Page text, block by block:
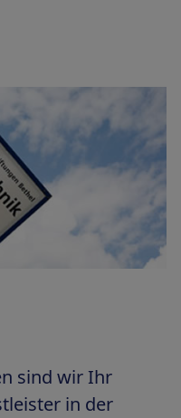
sind wir Ihr
in der